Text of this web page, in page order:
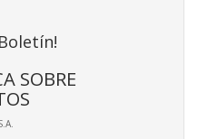
SOBRE